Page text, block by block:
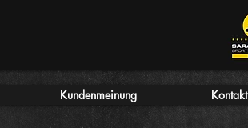
Kundenmeinung Kontakt